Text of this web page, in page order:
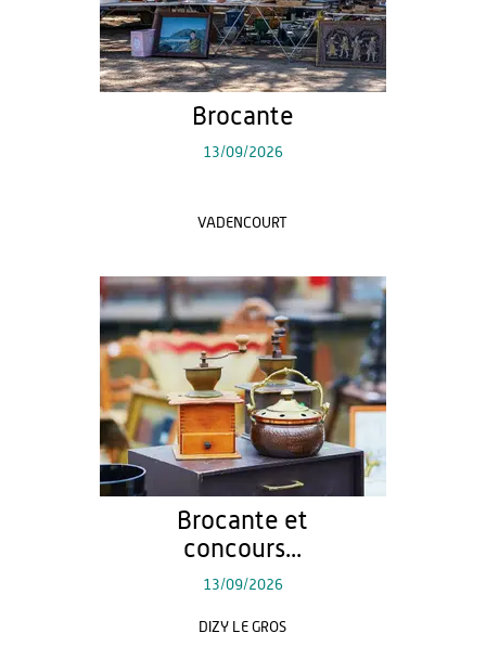
Brocante
13/09/2026
VADENCOURT
Brocante et
concours...
13/09/2026
DIZY LE GROS